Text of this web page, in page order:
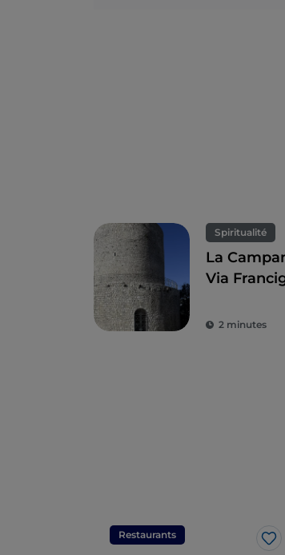
Spiritualité
La
Via
2 minutes
Restaurants